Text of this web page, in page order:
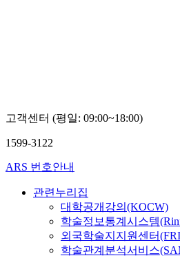
고객센터 (평일: 09:00~18:00)
1599-3122
ARS 번호안내
관련누리집
대학공개강의(KOCW)
학술정보통계시스템
외국학술지지원센터
학술관계분석서비스